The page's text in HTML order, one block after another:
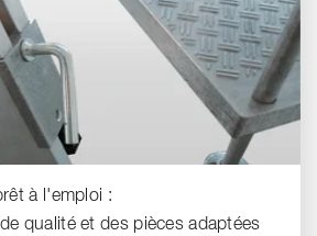
à l'emploi :
qualité et des pièces adaptées